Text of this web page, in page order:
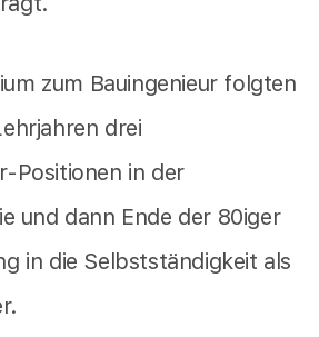
zum Bauingenieur folgten
drei
Positionen in der
und dann Ende der 80iger
in die Selbstständigkeit als